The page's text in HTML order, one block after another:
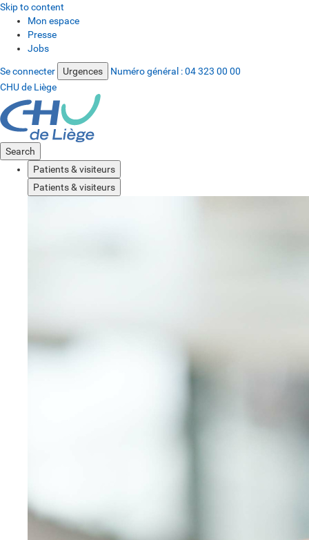
Skip to content
Mon espace
Presse
Jobs
Se connecter Urgences Numéro général :04 323 00 00
CHU de Liège
Search
Patients & visiteurs
Patients & visiteurs